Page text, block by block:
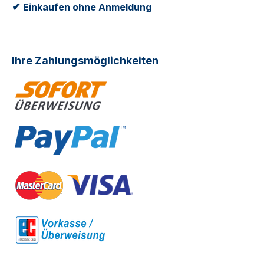
✔ Einkaufen ohne Anmeldung
Ihre Zahlungsmöglichkeiten